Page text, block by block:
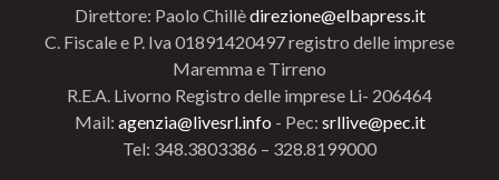
Direttore: Paolo Chillèdirezione@elbapress.it
C. Fiscale e P. Iva 01891420497 registro delle imprese
Maremma e Tirreno
R.E.A. Livorno Registro delle imprese Li- 206464
Mail: agenzia@livesrl.info - Pec: srllive@pec.it
Tel: 348.3803386 – 328.8199000